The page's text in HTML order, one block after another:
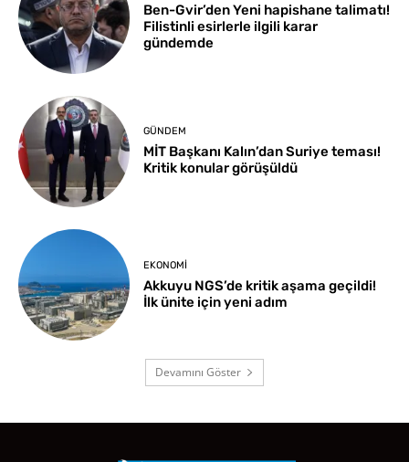
Ben-Gvir’den Yeni hapishane talimatı!
Filistinli esirlerle ilgili karar
gündemde
GÜNDEM
MİT Başkanı Kalın’dan Suriye teması!
Kritik konular görüşüldü
EKONOMI
Akkuyu NGS’de kritik aşama geçildi!
İlk ünite için yeni adım
Devamını Göster